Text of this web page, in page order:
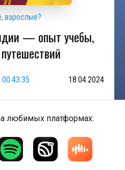
взрослые?
— опыт учебы,
00:43:35 18.04.2024
любимых платформах: